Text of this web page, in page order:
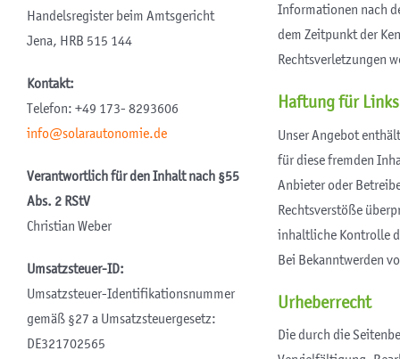
Handelsregister beim Amtsgericht
Jena, HRB 515 144
Kontakt:
Telefon: +49 173- 8293606
info@solarautonomie.de
Verantwortlich für den Inhalt nach §55
Abs. 2 RStV
Christian Weber
Umsatzsteuer-ID:
Umsatzsteuer-Identifikationsnummer
gemäß §27 a Umsatzsteuergesetz:
DE321702565
Informationen nach
dem Zeitpunkt der
Rechtsverletzungen
Haftung für Links
Unser Angebot
für diese fremden
Anbieter oder
Rechtsverstöße
inhaltliche Kontrolle
Bei Bekanntwerden
Urheberrecht
Die durch die